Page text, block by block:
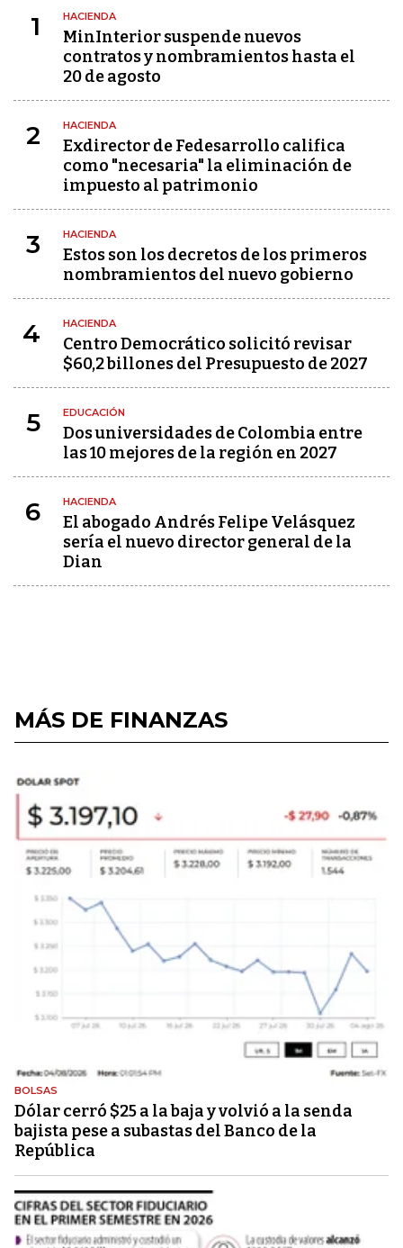
1 HACIENDA
MinInterior suspende nuevos
contratos y nombramientos hasta el
20 de agosto
2 HACIENDA
Exdirector de Fedesarrollo califica
como "necesaria" la eliminación de
impuesto al patrimonio
3 HACIENDA
Estos son los decretos de los primeros
nombramientos del nuevo gobierno
4 HACIENDA
Centro Democrático solicitó revisar
$60,2 billones del Presupuesto de 2027
5 EDUCACIÓN
Dos universidades de Colombia entre
las 10 mejores de la región en 2027
6 HACIENDA
El abogado Andrés Felipe Velásquez
sería el nuevo director general de la
Dian
MÁS DE FINANZAS
BOLSAS
Dólar cerró $25 a la baja y volvió a la senda
bajista pese a subastas del Banco de la
República